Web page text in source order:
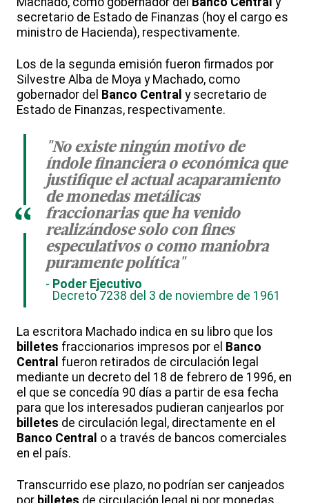
secretario de Estado de Finanzas (hoy el cargo es
ministro de Hacienda), respectivamente.
Los de la segunda emisión fueron firmados por
Silvestre Alba de Moya y Machado, como
gobernador del Banco Central y secretario de
Estado de Finanzas, respectivamente.
"No existe ningún motivo de
índole financiera o económica que
justifique el actual acaparamiento
de monedas metálicas
fraccionarias que ha venido
realizándose solo con fines
especulativos o como maniobra
puramente política"
Poder Ejecutivo
Decreto 7238 del 3 de noviembre de 1961
“
La escritora Machado indica en su libro que los
billetes fraccionarios impresos por el Banco
Central fueron retirados de circulación legal
mediante un decreto del 18 de febrero de 1996, en
el que se concedía 90 días a partir de esa fecha
para que los interesados pudieran canjearlos por
billetes de circulación legal, directamente en el
Banco Central o a través de bancos comerciales
en el país.
Transcurrido ese plazo, no podrían ser canjeados